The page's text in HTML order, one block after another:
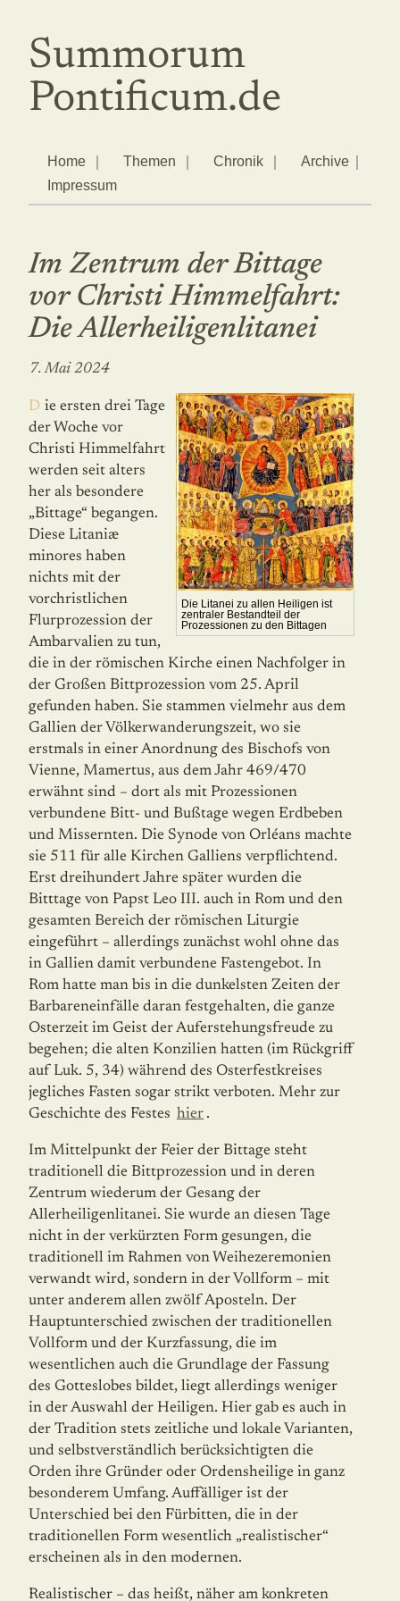
Summorum
Pontificum.de
Home Themen Chronik
Archive
Impressum
Im Zentrum der Bittage
vor Christi Himmelfahrt:
Die Allerheiligenlitanei
7. Mai 2024
Die Litanei zu allen Heiligen ist
zentraler Bestandteil der
Prozessionen zu den Bittagen
Die ersten drei Tage
der Woche vor
Christi Himmelfahrt
werden seit alters
her als besondere
„Bittage“ began­gen.
Diese Litaniæ
minores haben
nichts mit der
vorchrist­lichen
Flurprozession der
Ambarvalien zu tun,
die in der römischen Kirche einen Nachfolger in
der Großen Bitt­prozession vom 25. April
gefunden haben. Sie stammen vielmehr aus dem
Gallien der Völkerwanderungszeit, wo sie
erstmals in einer Anordnung des Bischofs von
Vienne, Mamertus, aus dem Jahr 469/470
erwähnt sind – dort als mit Prozessionen
verbundene Bitt- und Bußtage wegen Erdbeben
und Missernten. Die Synode von Orléans machte
sie 511 für alle Kirchen Galliens verpflichtend.
Erst dreihundert Jahre später wurden die
Bitttage von Papst Leo III. auch in Rom und den
gesamten Bereich der römischen Liturgie
eingeführt – allerdings zunächst wohl ohne das
in Gallien damit verbundene Fastengebot. In
Rom hatte man bis in die dunkelsten Zeiten der
Barbareneinfälle daran festgehalten, die ganze
Osterzeit im Geist der Auferstehungsfreude zu
begehen; die alten Konzilien hatten (im Rückgriff
auf Luk. 5, 34) während des Osterfestkreises
jegliches Fasten sogar strikt verboten. Mehr zur
Geschichte des Festes hier .
Im Mittelpunkt der Feier der Bittage steht
traditionell die Bittprozession und in deren
Zentrum wiederum der Gesang der
Allerheiligenlitanei. Sie wurde an diesen Tage
nicht in der verkürzten Form gesungen, die
traditionell im Rahmen von Weihezeremonien
verwandt wird, sondern in der Vollform – mit
unter anderem allen zwölf Aposteln. Der
Hauptunterschied zwischen der traditionellen
Vollform und der Kurzfassung, die im
wesentlichen auch die Grundlage der Fassung
des Gotteslobes bildet, liegt allerdings weniger
in der Auswahl der Heiligen. Hier gab es auch in
der Tradition stets zeitliche und lokale Varianten,
und selbstverständlich berücksichtigten die
Orden ihre Gründer oder Ordensheilige in ganz
besonderem Umfang. Auffälliger ist der
Unterschied bei den Fürbitten, die in der
traditionellen Form wesentlich „realistischer“
erscheinen als in den modernen.
Realistischer – das heißt, näher am konkreten